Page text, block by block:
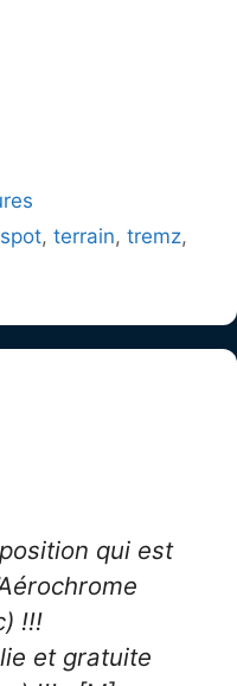
spot,terrain,tremz,
qui est
!!!
et gratuite